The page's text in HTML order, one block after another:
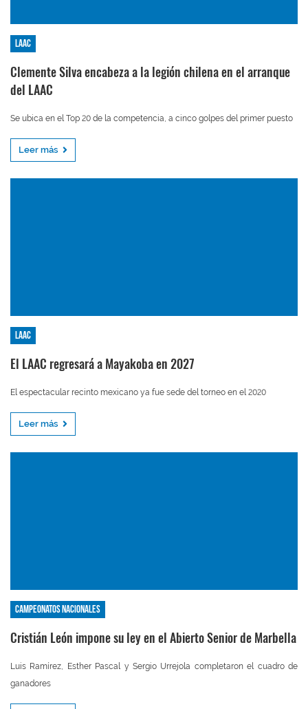
LAAC
Clemente Silva encabeza a la legión chilena en el arranque
del LAAC
Se ubica en el Top 20 de la competencia, a cinco golpes del primer puesto
Leer más
LAAC
El LAAC regresará a Mayakoba en 2027
El espectacular recinto mexicano ya fue sede del torneo en el 2020
Leer más
Campeonatos nacionales
Cristián León impone su ley en el Abierto Senior de Marbella
Luis Ramírez, Esther Pascal y Sergio Urrejola completaron el cuadro de
ganadores